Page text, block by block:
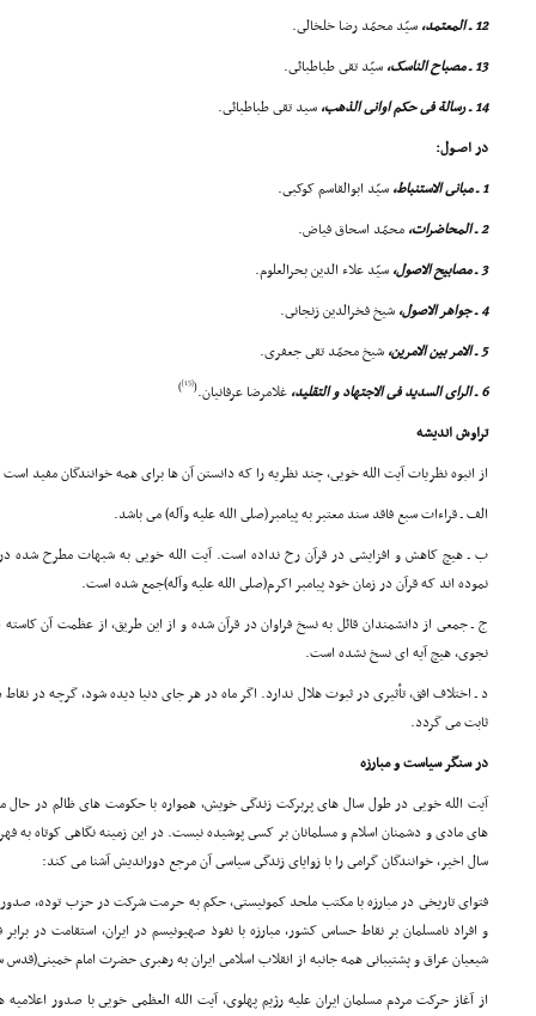
12 ـ المعتمد،
سیّد محمّد رضا خلخالى.
13 ـ مصباح الناسک،
سیّد تقى طباطبائى.
14 ـ رسالة فى حکم اوانى الذهب،
سید تقى طباطبائى.
در اصـول:
1 ـ مبانى الاستنباط،
سیّد ابوالقاسم کوکبى.
2 ـ المحاضرات،
محمّد اسحاق فیاض.
3 ـ مصابیح الاصول،
سیّد علاء الدین بحرالعلوم.
4 ـ جواهر الاصول،
شیخ فخرالدین زنجانى.
5 ـ الامر بین الامرین،
شیخ محمّد تقى جعفرى.
6 ـ الراى السدید فى الاجتهاد و التقلید،
غلامرضا عرفانیان.(
[15]
)
تراوش اندیشه
از انبوه نظریات آیت الله خویى، چند نظریه را که دانستن آن ها براى همه خوانندگان مفید
الف ـ قراءات سبع فاقد سند معتبر به پیامبر(صلى الله علیه وآله) مى باشد.
ب ـ هیچ کاهش و افزایشى در قرآن رخ نداده است. آیت الله خویى به شبهات مطرح شده
نموده اند که قرآن در زمان خود پیامبر اکرم(صلى الله علیه وآله)جمع شده است.
ج ـ جمعى از دانشمندان قائل به نسخ فراوان در قرآن شده و از این طریق، از عظمت آن
نجوى، هیچ آیه اى نسخ نشده است.
د ـ اختلاف افق، تأثیرى در ثبوت هلال ندارد. اگر ماه در هر جاى دنیا دیده شود، گرچه در
ثابت مى گردد.
در سنگر سیاست و مبارزه
آیت الله خویى در طول سال هاى پربرکت زندگى خویش، همواره با حکومت هاى ظالم در حال
هاى مادى و دشمنان اسلام و مسلمانان بر کسى پوشیده نیست. در این زمینه نگاهى کوتاه به
سال اخیر، خوانندگان گرامى را با زوایاى زندگى سیاسى آن مرجع دوراندیش آشنا مى کند:
فتواى تاریخى در مبارزه با مکتب ملحد کمونیستى، حکم به حرمت شرکت در حزب توده، صدور
و افراد نامسلمان بر نقاط حساس کشور، مبارزه با نفوذ صهیونیسم در ایران، استقامت در
شیعیان عراق و پشتیبانى همه جانبه از انقلاب اسلامى ایران به رهبرى حضرت امام خمینى(قدس
از آغاز حرکت مردم مسلمان ایران علیه رژیم پهلوى، آیت الله العظمى خویى با صدور اعلامیه